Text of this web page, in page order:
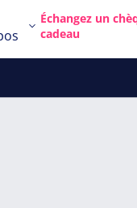
Échangez un
cadeau